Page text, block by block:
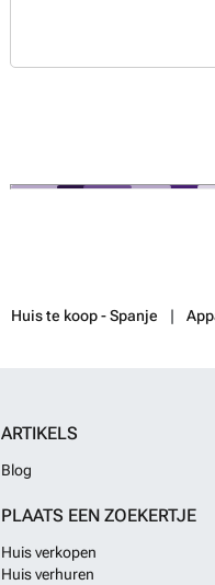
Huis te koop - Spanje
ARTIKELS
Blog
PLAATS EEN ZOEKERTJE
Huis verkopen
Huis verhuren